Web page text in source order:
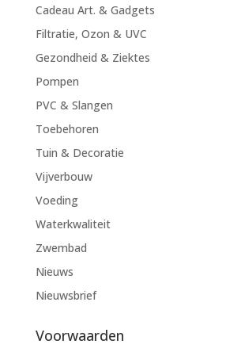
Cadeau Art. & Gadgets
Filtratie, Ozon & UVC
Gezondheid & Ziektes
Pompen
PVC & Slangen
Toebehoren
Tuin & Decoratie
Vijverbouw
Voeding
Waterkwaliteit
Zwembad
Nieuws
Nieuwsbrief
Voorwaarden